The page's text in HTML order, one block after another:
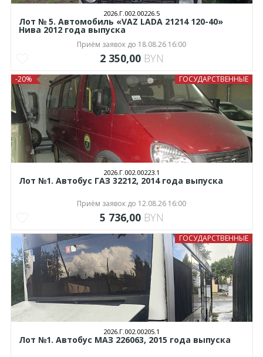
2026.Г.002.00226.5
Лот № 5. Автомобиль «VAZ LADA 21214 120-40»
Нива 2012 года выпуска
Приём заявок до 18.08.26 16:00
2 350,00 BYN
ГОСУДАРСТВЕННЫЕ
-20%
2026.Г.002.00223.1
Лот №1. Автобус ГАЗ 32212, 2014 года выпуска
Приём заявок до 12.08.26 16:00
5 736,00 BYN
ГОСУДАРСТВЕННЫЕ
2026.Г.002.00205.1
Лот №1. Автобус МАЗ 226063, 2015 года выпуска